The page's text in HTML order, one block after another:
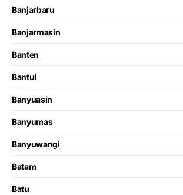
Banjarbaru
Banjarmasin
Banten
Bantul
Banyuasin
Banyumas
Banyuwangi
Batam
Batu